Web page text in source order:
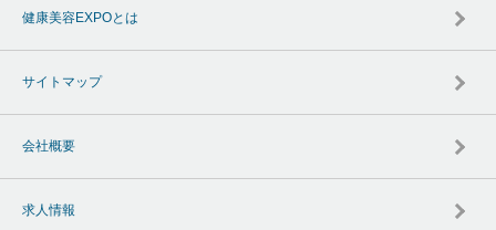
健康美容EXPOとは
サイトマップ
会社概要
求人情報